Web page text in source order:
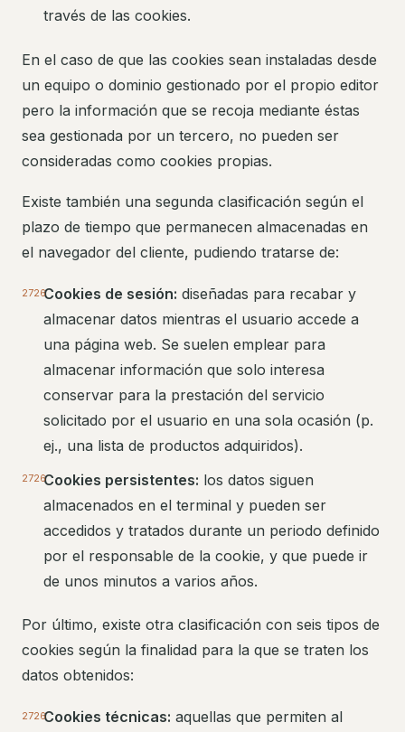
través de las cookies.
En el caso de que las cookies sean instaladas desde
un equipo o dominio gestionado por el propio editor
pero la información que se recoja mediante éstas
sea gestionada por un tercero, no pueden ser
consideradas como cookies propias.
Existe también una segunda clasificación según el
plazo de tiempo que permanecen almacenadas en
el navegador del cliente, pudiendo tratarse de:
Cookies de sesión: diseñadas para recabar y
almacenar datos mientras el usuario accede a
una página web. Se suelen emplear para
almacenar información que solo interesa
conservar para la prestación del servicio
solicitado por el usuario en una sola ocasión (p.
ej., una lista de productos adquiridos).
Cookies persistentes: los datos siguen
almacenados en el terminal y pueden ser
accedidos y tratados durante un periodo definido
por el responsable de la cookie, y que puede ir
de unos minutos a varios años.
Por último, existe otra clasificación con seis tipos de
cookies según la finalidad para la que se traten los
datos obtenidos:
Cookies técnicas: aquellas que permiten al